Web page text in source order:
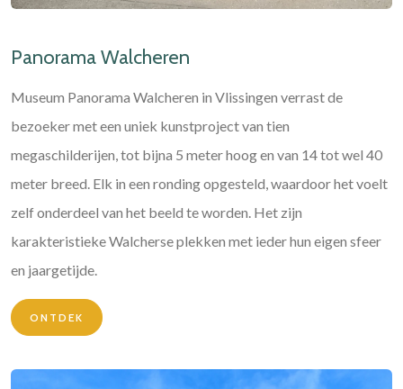
Panorama Walcheren
Museum Panorama Walcheren in Vlissingen verrast de
bezoeker met een uniek kunstproject van tien
megaschilderijen, tot bijna 5 meter hoog en van 14 tot wel 40
meter breed. Elk in een ronding opgesteld, waardoor het voelt
zelf onderdeel van het beeld te worden. Het zijn
karakteristieke Walcherse plekken met ieder hun eigen sfeer
en jaargetijde.
ONTDEK